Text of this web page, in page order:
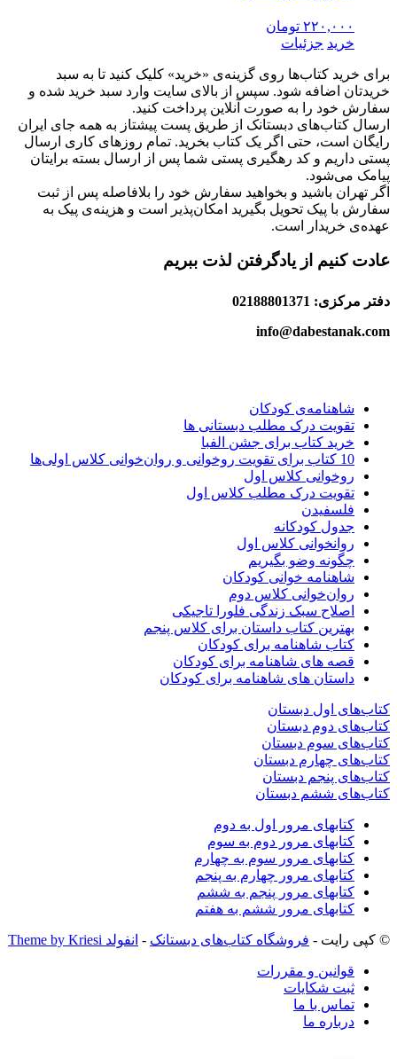
۲۲۰,۰۰۰ تومان
خرید جزئیات
برای خرید کتاب‌ها روی گزینه‌ی «خرید» کلیک کنید تا به سبد
خریدتان اضافه شود. سپس از بالای سایت وارد سبد خرید شده و
سفارش خود را به صورت آنلاین پرداخت کنید.
ارسال کتاب‌های دبستانک از طریق پست پیشتاز به همه جای ایران
رایگان است، حتی اگر یک کتاب بخرید. تمام روزهای کاری ارسال
پستی داریم و کد رهگیری پستی شما پس از ارسال بسته برایتان
پیامک می‌شود.
اگر تهران باشید و بخواهید سفارش خود را بلافاصله پس از ثبت
سفارش با پیک تحویل بگیرید امکان‌پذیر است و هزینه‌ی پیک به
عهده‌ی خریدار است.
عادت کنیم از یادگرفتن لذت ببریم
دفتر مرکزی: 02188801371
info@dabestanak.com
شاهنامه‌ی کودکان
تقویت درک مطلب دبستانی ها
خرید کتاب برای جشن الفبا
10 کتاب برای تقویت روخوانی و روان‌خوانی کلاس اولی‌ها
روخوانی کلاس اول
تقویت درک مطلب کلاس اول
فلسفیدن
جدول کودکانه
روانخوانی کلاس اول
چگونه وضو بگیریم
شاهنامه خوانی کودکان
روان‌خوانی کلاس دوم
اصلاح سبک زندگی فلورا تاجیکی
بهترین کتاب داستان برای کلاس پنجم
کتاب شاهنامه برای کودکان
قصه های شاهنامه برای کودکان
داستان های شاهنامه برای کودکان
کتاب‌های اول دبستان
کتاب‌های دوم دبستان
کتاب‌های سوم دبستان
کتاب‌های چهارم دبستان
کتاب‌های پنجم دبستان
کتاب‌های ششم دبستان
کتابهای مرور اول به دوم
کتابهای مرور دوم به سوم
کتابهای مرور سوم به چهارم
کتابهای مرور چهارم به پنجم
کتابهای مرور پنجم به ششم
کتابهای مرور ششم به هفتم
© کپی رایت - فروشگاه کتاب‌های دبستانک - انفولد Theme by Kriesi
قوانین و مقررات
ثبت شکایات
تماس با ما
درباره ما